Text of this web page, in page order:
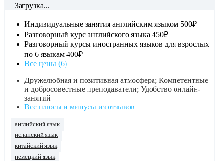
Загрузка...
Индивидуальные занятия английским языком 500₽
Разговорный курс английского языка 450₽
Разговорный курсы иностранных языков для взрослых
по 6 языкам 400₽
Все цены (6)
Дружелюбная и позитивная атмосфера; Компетентные
и добросовестные преподаватели; Удобство онлайн-
занятий
Все плюсы и минусы из отзывов
английский язык
испанский язык
китайский язык
немецкий язык